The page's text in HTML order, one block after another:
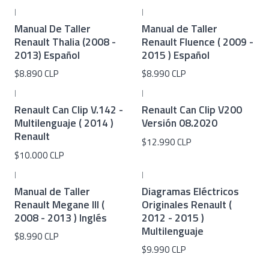
|
Manual De Taller
Renault Thalia (2008 -
2013) Español
$8.890 CLP
|
Manual de Taller
Renault Fluence ( 2009 -
2015 ) Español
$8.990 CLP
|
Renault Can Clip V.142 -
Multilenguaje ( 2014 )
Renault
$10.000 CLP
|
Renault Can Clip V200
Versión 08.2020
$12.990 CLP
|
Manual de Taller
Renault Megane III (
2008 - 2013 ) Inglés
$8.990 CLP
|
Diagramas Eléctricos
Originales Renault (
2012 - 2015 )
Multilenguaje
$9.990 CLP